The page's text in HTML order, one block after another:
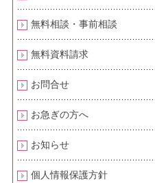
無料相談・事前相談
無料資料請求
お問合せ
お急ぎの方へ
お知らせ
個人情報保護方針